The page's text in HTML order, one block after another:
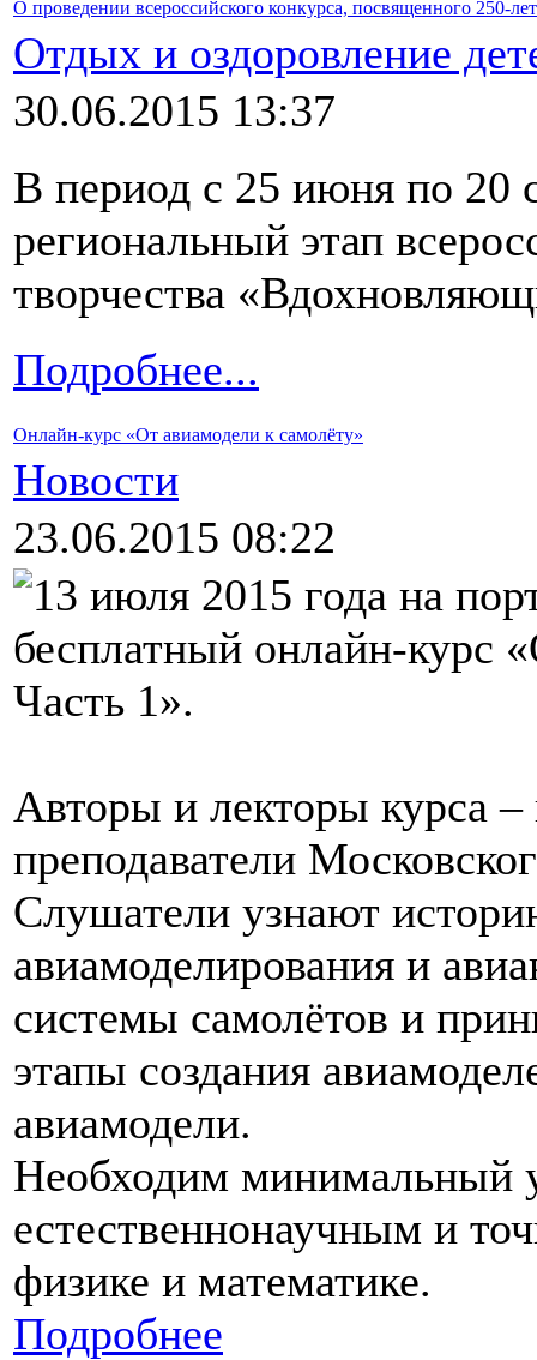
О проведении всероссийского конкурса, посвященного 250-
Отдых и оздоровление
30.06.2015 13:37
В период с 25 июня по 20
региональный этап
творчества
Подробнее...
Онлайн-курс «От авиамодели к самолёту»
Новости
23.06.2015 08:22
13 июля 2015 года на
бесплатный онлайн-курс
Часть 1».
Авторы и лекторы курса
преподаватели
Слушатели узнают
авиамоделирования и
системы самолётов и
этапы создания
авиамодели.
Необходим минимальный
естественнонаучным и
физике и математике.
Подробнее